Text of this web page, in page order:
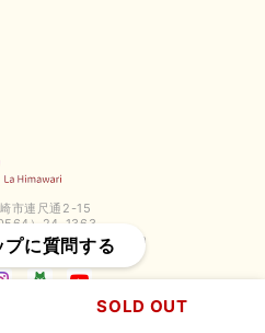
ざいます 手書きのメッセージも楽し
だきありがとうございました。 又
す。
市連尺通2-15
）24-1363
SOLD OUT
プに質問する